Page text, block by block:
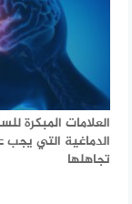
العلامات المبكرة
الدماغية التي يجب
تجاهلها